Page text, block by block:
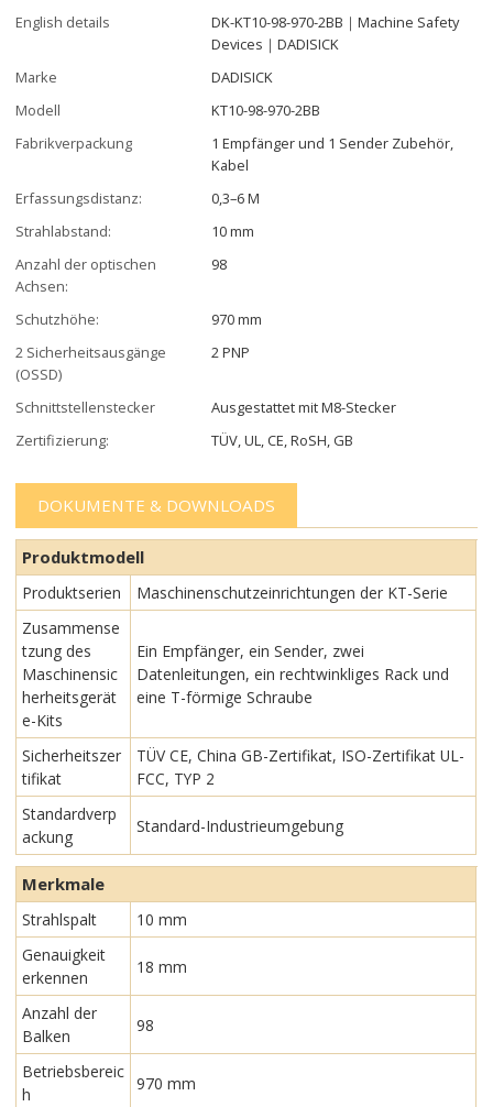
English details
DK-KT10-98-970-2BB｜Machine Safety
Devices｜DADISICK
Marke
DADISICK
Modell
KT10-98-970-2BB
Fabrikverpackung
1 Empfänger und 1 Sender Zubehör,
Kabel
Erfassungsdistanz:
0,3–6 M
Strahlabstand:
10 mm
Anzahl der optischen
Achsen:
98
Schutzhöhe:
970 mm
2 Sicherheitsausgänge
(OSSD)
2 PNP
Schnittstellenstecker
Ausgestattet mit M8-Stecker
Zertifizierung:
TÜV, UL, CE, RoSH, GB
DOKUMENTE & DOWNLOADS
Produktmodell
Produktserien
Maschinenschutzeinrichtungen der KT-Serie
Zusammense
tzung des
Maschinensic
herheitsgerät
e-Kits
Ein Empfänger, ein Sender, zwei
Datenleitungen, ein rechtwinkliges Rack und
eine T-förmige Schraube
Sicherheitszer
tifikat
TÜV CE, China GB-Zertifikat, ISO-Zertifikat UL-
FCC, TYP 2
Standardverp
ackung
Standard-Industrieumgebung
Merkmale
Strahlspalt
10 mm
Genauigkeit
erkennen
18 mm
Anzahl der
Balken
98
Betriebsbereic
h
970 mm